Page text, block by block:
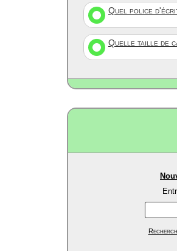
Quel police
Quelle taille de